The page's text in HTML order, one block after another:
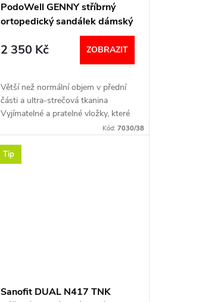
PodoWell GENNY stříbrný
ortopedický sandálek dámský
2 350 Kč ZOBRAZIT
Větší než normální objem v přední
části a ultra-strečová tkanina
Vyjímatelné a pratelné vložky, které
lze nahradit vlastními ortopedickými
Kód: 7030/38
Tip
Sanofit DUAL N417 TNK